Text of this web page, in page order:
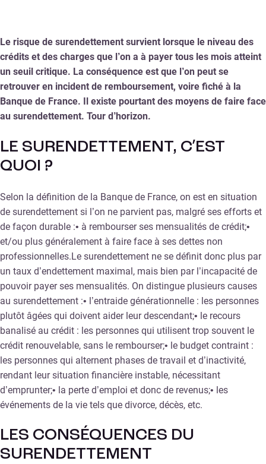
Le risque de surendettement survient lorsque le niveau des
crédits et des charges que l’on a à payer tous les mois atteint
un seuil critique. La conséquence est que l’on peut se
retrouver en incident de remboursement, voire fiché à la
Banque de France. Il existe pourtant des moyens de faire face
au surendettement. Tour d’horizon.
LE SURENDETTEMENT, C’EST
QUOI ?
Selon la définition de la Banque de France, on est en situation
de surendettement si l’on ne parvient pas, malgré ses efforts et
de façon durable :• à rembourser ses mensualités de crédit;•
et/ou plus généralement à faire face à ses dettes non
professionnelles.Le surendettement ne se définit donc plus par
un taux d’endettement maximal, mais bien par l’incapacité de
pouvoir payer ses mensualités. On distingue plusieurs causes
au surendettement :• l’entraide générationnelle : les personnes
plutôt âgées qui doivent aider leur descendant;• le recours
banalisé au crédit : les personnes qui utilisent trop souvent le
crédit renouvelable, sans le rembourser;• le budget contraint :
les personnes qui alternent phases de travail et d’inactivité,
rendant leur situation financière instable, nécessitant
d’emprunter;• la perte d’emploi et donc de revenus;• les
événements de la vie tels que divorce, décès, etc.
LES CONSÉQUENCES DU
SURENDETTEMENT